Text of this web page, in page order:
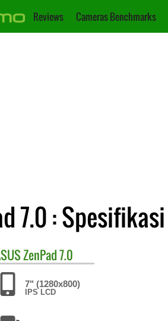
Reviews Cameras Benchmarks
7.0 : Spesifikasi
ZenPad 7.0
7" (1280x800)
IPS LCD